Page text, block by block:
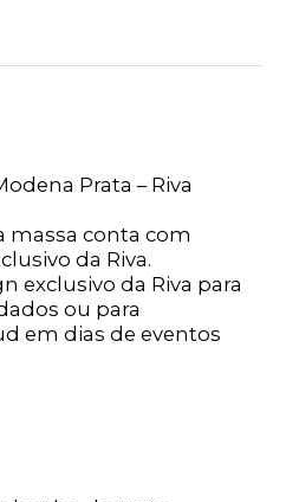
Prata – Riva
massa conta com
da Riva.
exclusivo da Riva para
ou para
em dias de eventos